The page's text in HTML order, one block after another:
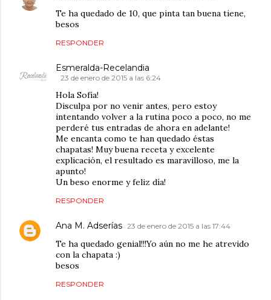
Te ha quedado de 10, que pinta tan buena tiene,
besos
RESPONDER
Esmeralda-Recelandia
23 de enero de 2015 a las 6:24
Hola Sofía!
Disculpa por no venir antes, pero estoy
intentando volver a la rutina poco a poco, no me
perderé tus entradas de ahora en adelante!
Me encanta como te han quedado éstas
chapatas! Muy buena receta y excelente
explicación, el resultado es maravilloso, me la
apunto!
Un beso enorme y feliz día!
RESPONDER
Ana M. Adserías 23 de enero de 2015 a las 17:44
Te ha quedado genial!!!Yo aún no me he atrevido
con la chapata :)
besos
RESPONDER